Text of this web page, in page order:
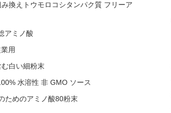
換えトウモロコシタンパク質 フリーア
アミノ酸
用
白い細粉末
水溶性 非 GMO ソース
ためのアミノ酸80粉末